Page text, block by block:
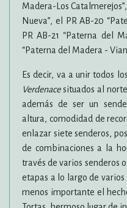
Madera-Los
Nueva”, el PR AB-20
PR AB-21 “Paterna del
“Paterna del Madera -
Es decir, va a unir todos
Verdenacesituados al
además de ser un
altura, comodidad de
enlazar siete senderos,
de combinaciones a la
través de varios senderos
etapas a lo largo de varios
menos importante el